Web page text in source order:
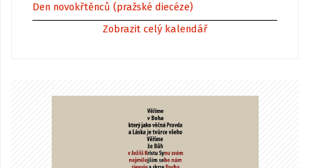
Den novokřtěnců (pražské diecéze)
Zobrazit celý kalendář